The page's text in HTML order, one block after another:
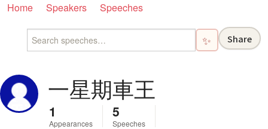
Home Speakers Speeches
✨ Share
一星期車王
1
Appearances
5
Speeches